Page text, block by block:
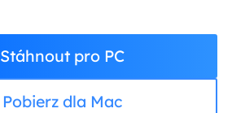
Stáhnout pro PC
Pobierz dla Mac